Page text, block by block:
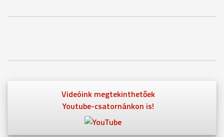
Videóink megtekinthetőek
Youtube-csatornánkon is!